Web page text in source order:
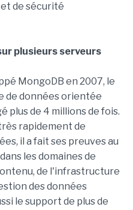
de sécurité
plusieurs serveurs
MongoDB en 2007, le
de données orientée
plus de 4 millions de fois.
rapidement de
il a fait ses preuves au
les domaines de
de l'infrastructure
des données
le support de plus de